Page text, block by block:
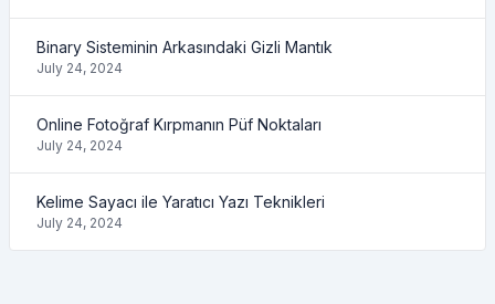
Binary Sisteminin Arkasındaki Gizli Mantık
July 24, 2024
Online Fotoğraf Kırpmanın Püf Noktaları
July 24, 2024
Kelime Sayacı ile Yaratıcı Yazı Teknikleri
July 24, 2024